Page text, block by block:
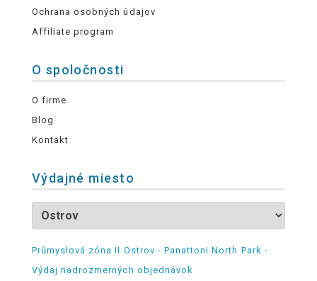
Ochrana osobných údajov
Affiliate program
O spoločnosti
O firme
Blog
Kontakt
Výdajné miesto
Průmyslová zóna II Ostrov - Panattoni North Park -
Výdaj nadrozmerných objednávok